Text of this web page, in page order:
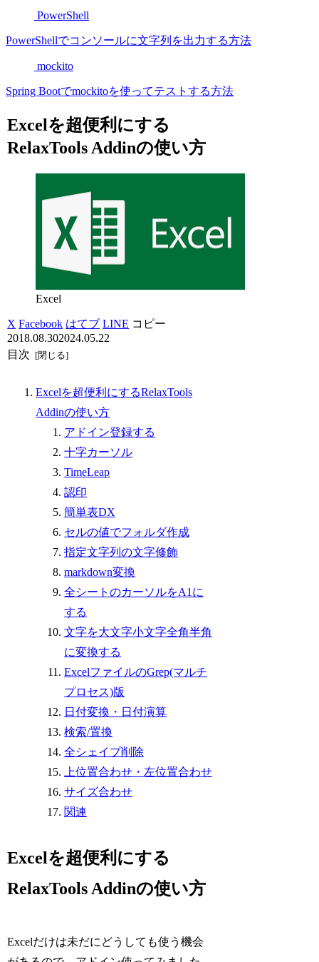
PowerShell
PowerShellでコンソールに文字列を出力する方法
mockito
Spring Bootでmockitoを使ってテストする方法
Excelを超便利にする
RelaxTools Addinの使い方
Excel
X Facebook はてブ LINE コピー
2018.08.302024.05.22
目次
Excelを超便利にするRelaxTools
Addinの使い方
アドイン登録する
十字カーソル
TimeLeap
認印
簡単表DX
セルの値でフォルダ作成
指定文字列の文字修飾
markdown変換
全シートのカーソルをA1に
する
文字を大文字小文字全角半角
に変換する
ExcelファイルのGrep(マルチ
プロセス)版
日付変換・日付演算
検索/置換
全シェイプ削除
上位置合わせ・左位置合わせ
サイズ合わせ
関連
Excelを超便利にする
RelaxTools Addinの使い方
Excelだけは未だにどうしても使う機会